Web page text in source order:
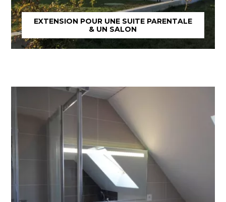
EXTENSION POUR UNE SUITE PARENTALE
& UN SALON